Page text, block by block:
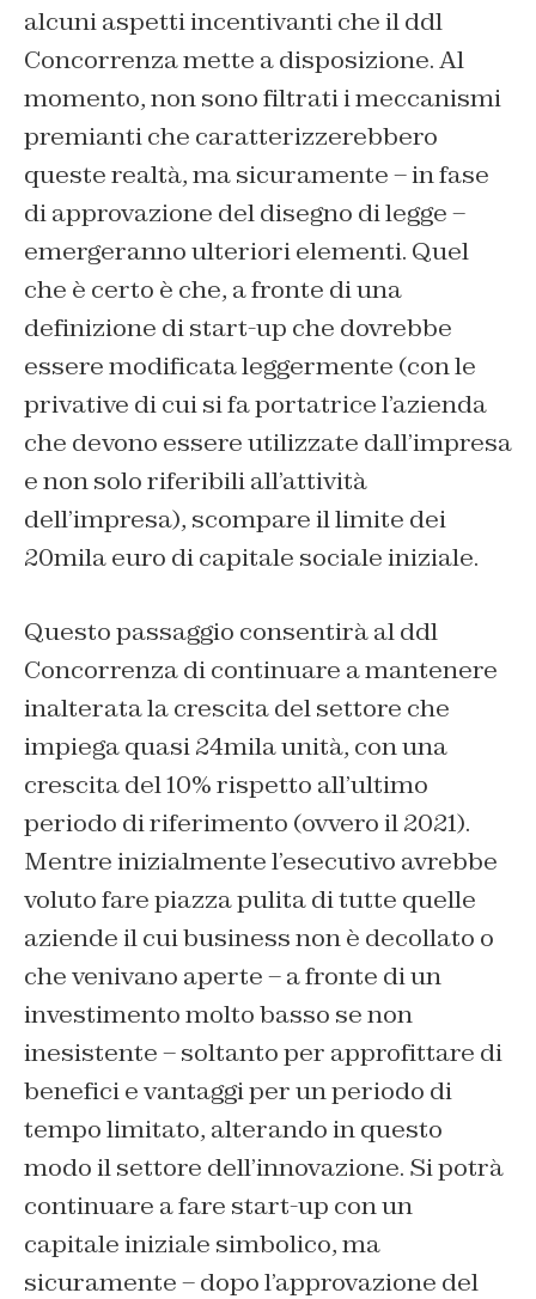
alcuni aspetti incentivanti che il ddl
Concorrenza mette a disposizione. Al
momento, non sono filtrati i meccanismi
premianti che caratterizzerebbero
queste realtà, ma sicuramente – in fase
di approvazione del disegno di legge –
emergeranno ulteriori elementi. Quel
che è certo è che, a fronte di una
definizione di start-up che dovrebbe
essere modificata leggermente (con le
privative di cui si fa portatrice l’azienda
che devono essereutilizzate dall’impresa
e non solo riferibiliall’attività
dell’impresa), scompare il limite dei
20mila euro di capitale sociale iniziale.
Questo passaggio consentirà al ddl
Concorrenza di continuare a mantenere
inalterata la crescita del settore che
impiega quasi 24mila unità, con una
crescita del 10% rispetto all’ultimo
periodo di riferimento (ovvero il 2021).
Mentre inizialmente l’esecutivo avrebbe
voluto fare piazza pulita di tutte quelle
aziende il cui business non è decollato o
che venivano aperte – a fronte di un
investimento molto basso se non
inesistente – soltanto per approfittare di
benefici e vantaggi per un periodo di
tempo limitato, alterando in questo
modo il settore dell’innovazione. Si potrà
continuare a fare start-up con un
capitale iniziale simbolico, ma
sicuramente – dopo l’approvazione del